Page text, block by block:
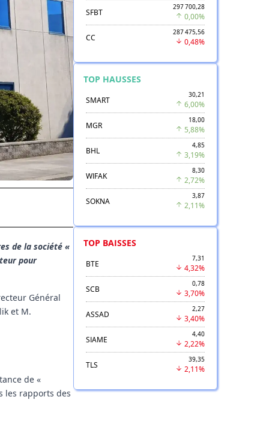
de la société «
pour
Général
et M.
de «
les rapports des
SFBT
297 700,28
0,00%
CC
287 475,56
0,48%
TOP HAUSSES
SMART
30,21
6,00%
MGR
18,00
5,88%
BHL
4,85
3,19%
WIFAK
8,30
2,72%
SOKNA
3,87
2,11%
TOP BAISSES
BTE
7,31
4,32%
SCB
0,78
3,70%
ASSAD
2,27
3,40%
SIAME
4,40
2,22%
TLS
39,35
2,11%